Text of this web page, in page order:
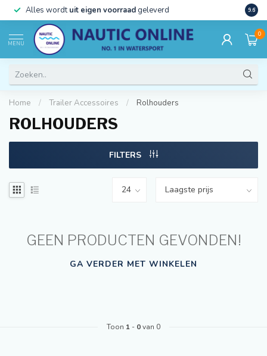
Alles wordtuit eigen voorraad geleverd 9.6
MENU
0
Home / Trailer Accessoires / Rolhouders
ROLHOUDERS
FILTERS
GEEN PRODUCTEN GEVONDEN!
GA VERDER MET WINKELEN
Toon 1 - 0van 0